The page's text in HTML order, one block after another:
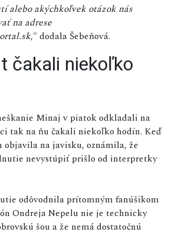
alebo akýchkoľvek otázok nás
na adrese
," dodala Šebeňová.
čakali niekoľko
Minaj v piatok odkladali na
tak na ňu čakali niekoľko hodín. Keď
objavila na javisku, oznámila, že
nevystúpiť prišlo od interpretky
odôvodnila prítomným fanúšikom
Ondreja Nepelu nie je technicky
šou a že nemá dostatočnú